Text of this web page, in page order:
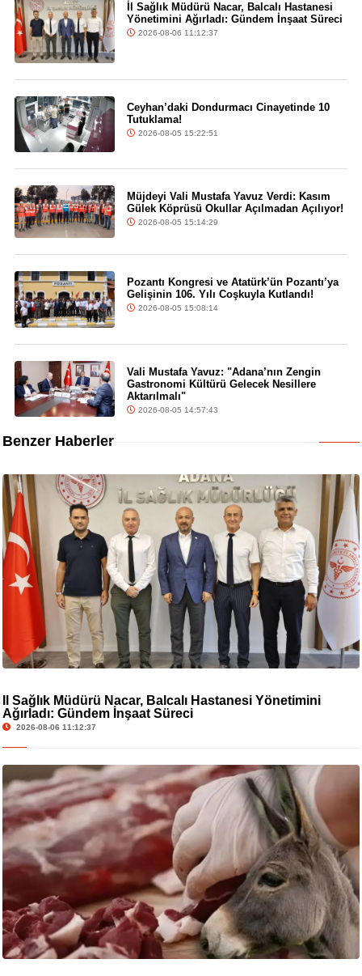
İl Sağlık Müdürü Nacar, Balcalı Hastanesi
Yönetimini Ağırladı: Gündem İnşaat Süreci
2026-08-06 11:12:37
Ceyhan’daki Dondurmacı Cinayetinde 10
Tutuklama!
2026-08-05 15:22:51
Müjdeyi Vali Mustafa Yavuz Verdi: Kasım
Gülek Köprüsü Okullar Açılmadan Açılıyor!
2026-08-05 15:14:29
Pozantı Kongresi ve Atatürk’ün Pozantı’ya
Gelişinin 106. Yılı Coşkuyla Kutlandı!
2026-08-05 15:08:14
Vali Mustafa Yavuz: "Adana’nın Zengin
Gastronomi Kültürü Gelecek Nesillere
Aktarılmalı"
2026-08-05 14:57:43
Benzer Haberler
İl Sağlık Müdürü Nacar, Balcalı Hastanesi Yönetimini
Ağırladı: Gündem İnşaat Süreci
2026-08-06 11:12:37